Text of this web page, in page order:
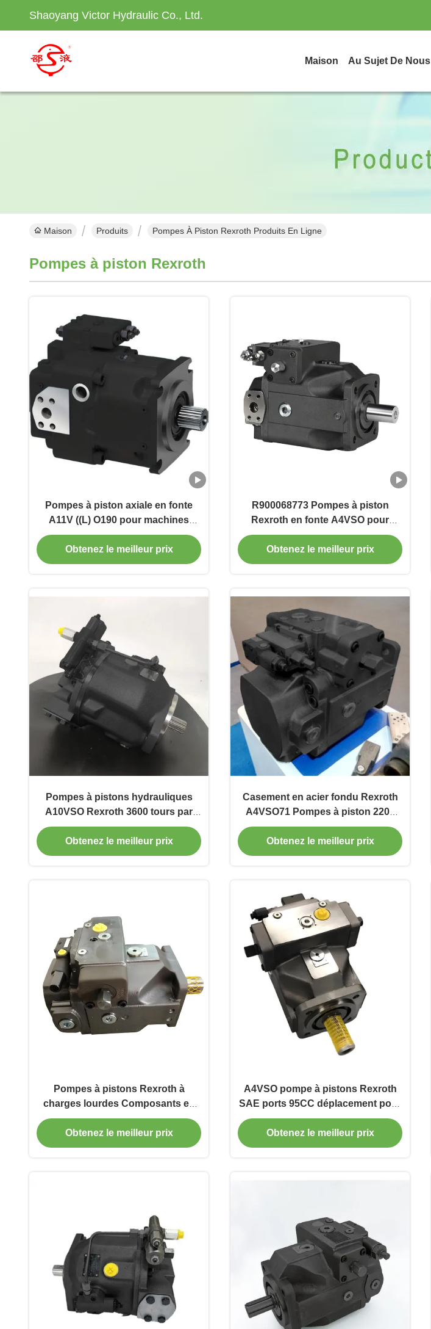
Shaoyang Victor Hydraulic Co., Ltd.
Maison Au Sujet De Nous
Maison Produits Pompes À Piston Rexroth Produits En Ligne
Pompes à piston Rexroth
Pompes à piston axiale en fonte
A11V ((L) O190 pour machines
mobiles à pression de 350 bar
Obtenez le meilleur prix
R900068773 Pompes à piston
Rexroth en fonte A4VSO pour
l'hydraulique industrielle 350 bar
Obtenez le meilleur prix
Pompes à pistons hydrauliques
A10VSO Rexroth 3600 tours par
minute pour machines mobiles
Obtenez le meilleur prix
Casement en acier fondu Rexroth
A4VSO71 Pompes à piston 2200
tours par minute Hydraulique
industrielle
Obtenez le meilleur prix
Pompes à pistons Rexroth à
charges lourdes Composants en
fonte pour presse à 250 cc/rev
Obtenez le meilleur prix
A4VSO pompe à pistons Rexroth
SAE ports 95CC déplacement pour
le secteur de l'énergie
Obtenez le meilleur prix